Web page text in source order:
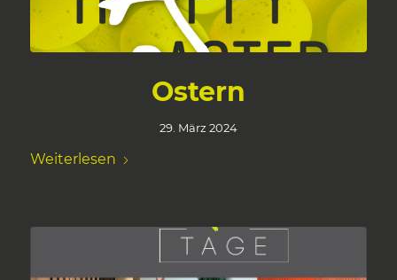
Ostern
29. März 2024
Weiterlesen